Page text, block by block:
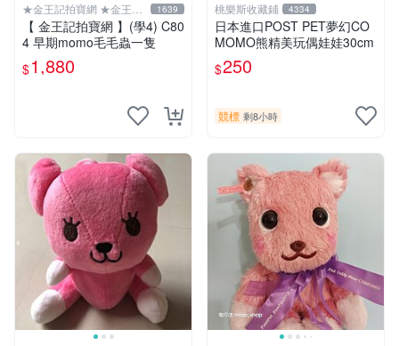
★金王記拍寶網 ★金王記
拍寶趣
1639
【 金王記拍寶網 】(學4) C80
4 早期momo毛毛蟲一隻
$1,880
桃樂斯收藏鋪 4334
日本進口POST PET夢幻CO
MOMO熊精美玩偶娃娃30cm
$250
競標 剩8小時